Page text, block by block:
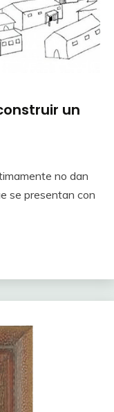
un
no dan
se presentan con